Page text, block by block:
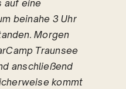
auf eine
beinahe 3 Uhr
Morgen
Traunsee
anschließend
kommt